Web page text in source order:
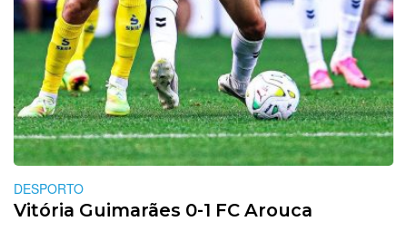
DESPORTO
Vitória Guimarães 0-1 FC Arouca